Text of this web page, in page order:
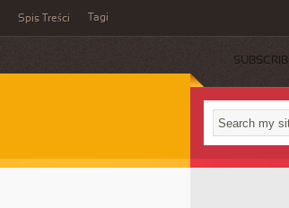
Spis Treści Tagi